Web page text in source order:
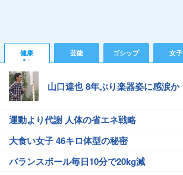
健康 芸能 ゴシップ 女子
山口達也 8年ぶり楽器姿に感涙か
運動より代謝 人体の省エネ戦略
大食い女子 46キロ体型の秘密
バランスボール毎日10分で20kg減